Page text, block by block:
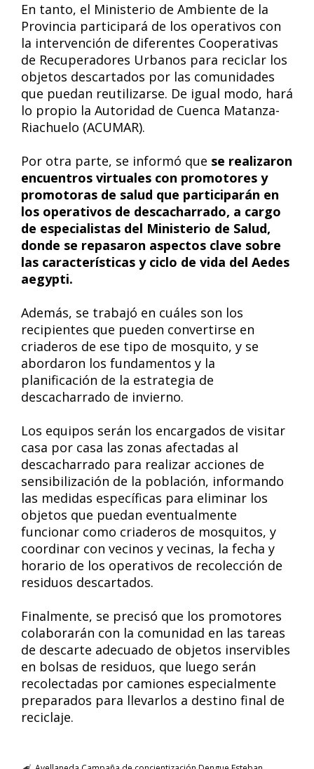
En tanto, el Ministerio de Ambiente de la
Provincia participará de los operativos con
la intervención de diferentes Cooperativas
de Recuperadores Urbanos para reciclar los
objetos descartados por las comunidades
que puedan reutilizarse. De igual modo, hará
lo propio la Autoridad de Cuenca Matanza-
Riachuelo (ACUMAR).
Por otra parte, se informó que se realizaron
encuentros virtuales con promotores y
promotoras de salud que participarán en
los operativos de descacharrado, a cargo
de especialistas del Ministerio de Salud,
donde se repasaron aspectos clave sobre
las características y ciclo de vida del Aedes
aegypti.
Además, se trabajó en cuáles son los
recipientes que pueden convertirse en
criaderos de ese tipo de mosquito, y se
abordaron los fundamentos y la
planificación de la estrategia de
descacharrado de invierno.
Los equipos serán los encargados de visitar
casa por casa las zonas afectadas al
descacharrado para realizar acciones de
sensibilización de la población, informando
las medidas específicas para eliminar los
objetos que puedan eventualmente
funcionar como criaderos de mosquitos, y
coordinar con vecinos y vecinas, la fecha y
horario de los operativos de recolección de
residuos descartados.
Finalmente, se precisó que los promotores
colaborarán con la comunidad en las tareas
de descarte adecuado de objetos inservibles
en bolsas de residuos, que luego serán
recolectadas por camiones especialmente
preparados para llevarlos a destino final de
reciclaje.